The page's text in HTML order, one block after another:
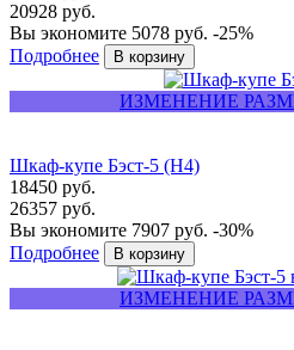
20928 руб.
Вы экономите 5078 руб. -25%
Подробнее
ИЗМЕНЕНИЕ
Шкаф-купе Бэст-5 (Н4)
18450 руб.
26357 руб.
Вы экономите 7907 руб. -30%
Подробнее
ИЗМЕНЕНИЕ